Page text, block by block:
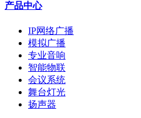
产品中心
IP网络广播
模拟广播
专业音响
智能物联
会议系统
舞台灯光
扬声器